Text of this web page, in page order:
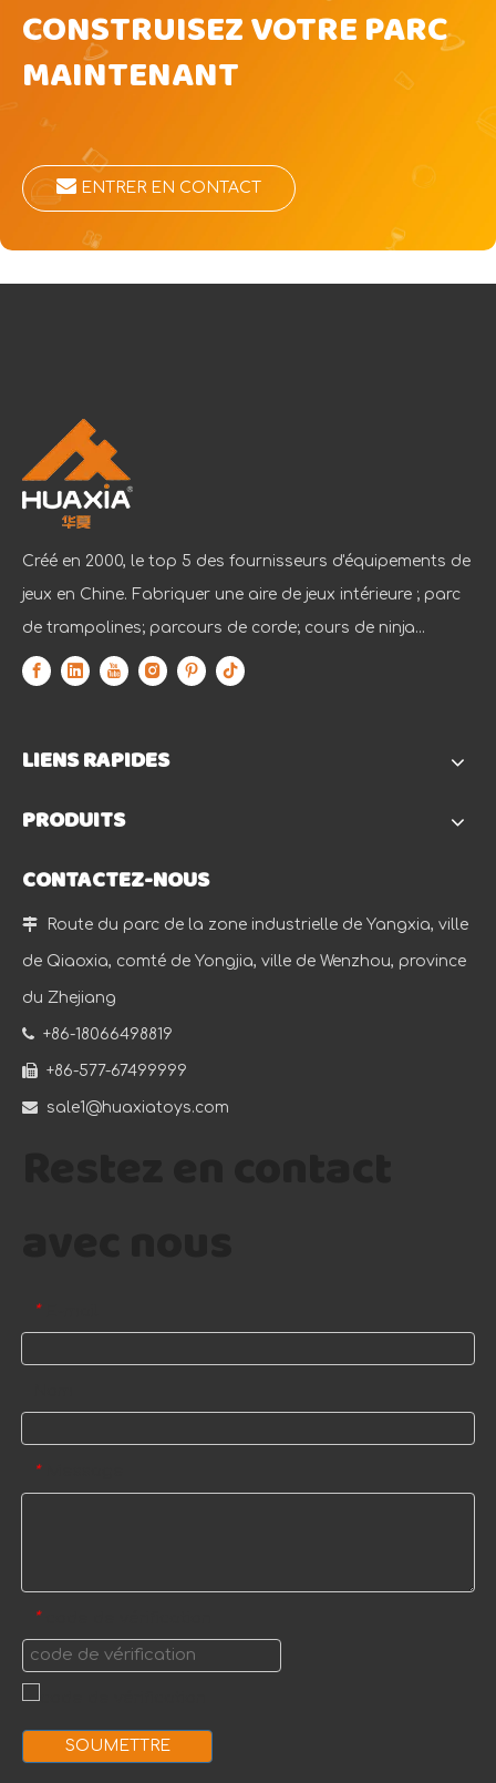
CONSTRUISEZ VOTRE PARC
MAINTENANT
ENTRER EN CONTACT
Créé en 2000, le top 5 des fournisseurs d'équipements de
jeux en Chine. Fabriquer une aire de jeux intérieure ; parc
de trampolines; parcours de corde; cours de ninja...
LIENS RAPIDES
PRODUITS
CONTACTEZ-NOUS
 Route du parc de la zone industrielle de Yangxia, ville
de Qiaoxia, comté de Yongjia, ville de Wenzhou, province
du Zhejiang
 +86-18066498819
 +86-577-67499999
 sale1@huaxiatoys.com
*
*
*
SOUMETTRE